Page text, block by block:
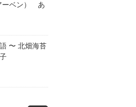
ーベン） あ
〜 北畑海苔